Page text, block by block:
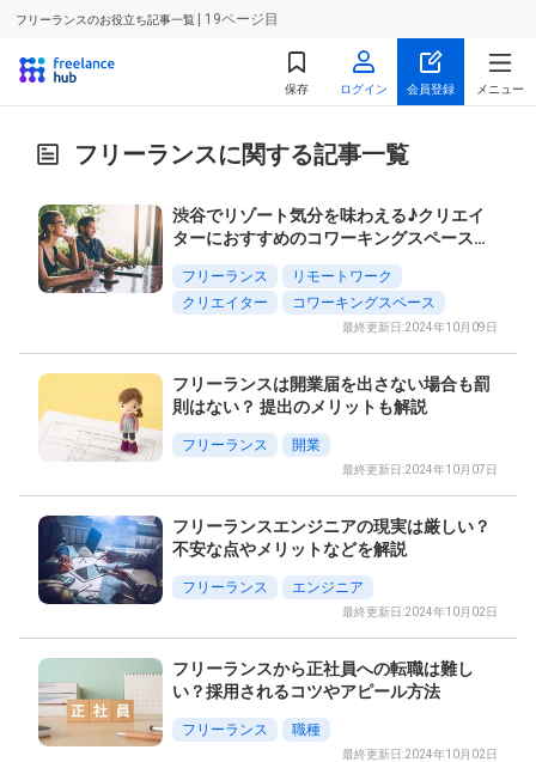
フリーランスのお役立ち記事一覧 | 19ページ目
保存 ログイン 会員登録 メニュー
フリーランスに関する記事一覧
渋谷でリゾート気分を味わえる♪クリエイ
ターにおすすめのコワーキングスペースを
紹介
フリーランス
リモートワーク
クリエイター
コワーキングスペース
最終更新日:2024年10月09日
フリーランスは開業届を出さない場合も罰
則はない？ 提出のメリットも解説
フリーランス 開業
最終更新日:2024年10月07日
フリーランスエンジニアの現実は厳しい？
不安な点やメリットなどを解説
フリーランス エンジニア
最終更新日:2024年10月02日
フリーランスから正社員への転職は難し
い？採用されるコツやアピール方法
フリーランス 職種
最終更新日:2024年10月02日